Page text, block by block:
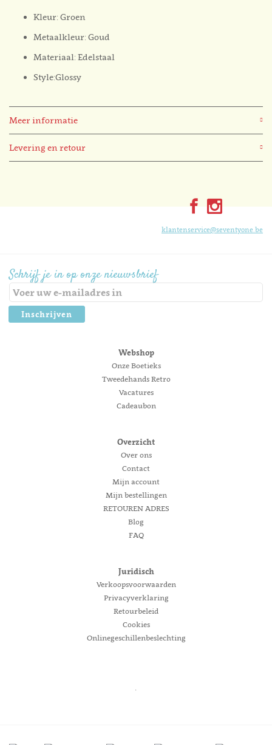
Kleur: Groen
Metaalkleur: Goud
Materiaal: Edelstaal
Style:Glossy
Meer informatie
Levering en retour
Schrijf je in op onze nieuwsbrief
Inschrijven
klantenservice@seventyone.be
Webshop
Onze Boetieks
Tweedehands Retro
Vacatures
Cadeaubon
Overzicht
Over ons
Contact
Mijn account
Mijn bestellingen
RETOUREN ADRES
Blog
FAQ
Juridisch
Verkoopsvoorwaarden
Privacyverklaring
Retourbeleid
Cookies
Onlinegeschillenbeslechting